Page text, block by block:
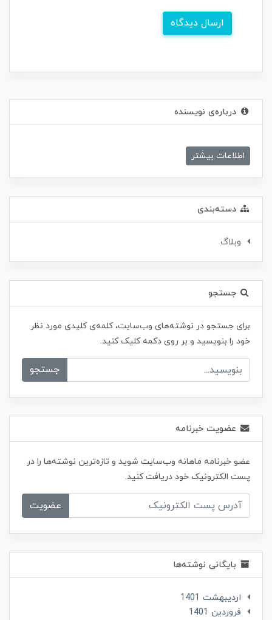
ارسال دیدگاه
درباره‌ی نویسنده
اطلاعات بیشتر
دسته‌بندی
وبلاگ
جستجو
برای جستجو در نوشته‌های وب‌سایت، کلمه‌ی کلیدی مورد نظر
خود را بنویسید و بر روی دکمه کلیک کنید.
جستجو
عضویت خبرنامه
عضو خبرنامه ماهانه وب‌سایت شوید و تازه‌ترین نوشته‌ها را در
پست الکترونیک خود دریافت کنید.
عضویت
بایگانی نوشته‌ها
ارديبهشت 1401
فروردین 1401